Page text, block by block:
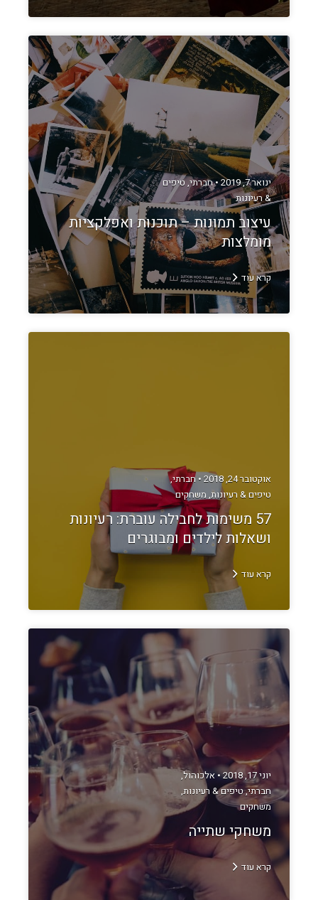
ינואר 7, 2019 • חברתי,טיפים
& רעיונות
עיצוב תמונות – תוכנות ואפלקציות
מומלצות
קרא עוד
אוקטובר 24, 2018 • חברתי,
טיפים & רעיונות, משחקים
57 משימות לחבילה עוברת: רעיונות
ושאלות לילדים ומבוגרים
קרא עוד
יוני 17, 2018 • אלכוהול,
חברתי,טיפים & רעיונות,
משחקים
משחקי שתייה
קרא עוד